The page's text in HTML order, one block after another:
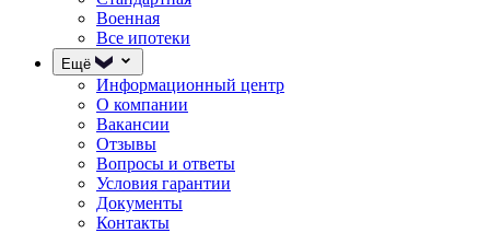
Военная
Все ипотеки
Ещё
Информационный центр
О компании
Вакансии
Отзывы
Вопросы и ответы
Условия гарантии
Документы
Контакты